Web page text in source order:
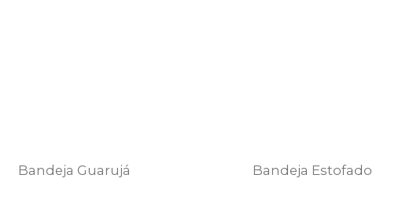
Bandeja Guarujá Bandeja Estofado